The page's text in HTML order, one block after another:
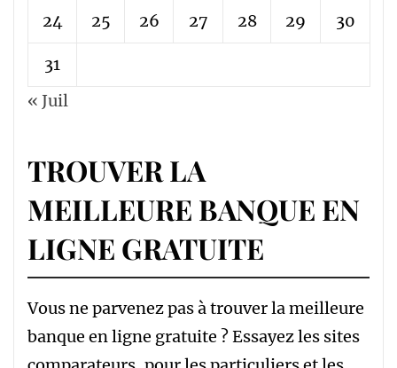
24 25 26 27 28 29 30
31
« Juil
TROUVER LA
MEILLEURE BANQUE EN
LIGNE GRATUITE
Vous ne parvenez pas à trouver la meilleure
banque en ligne gratuite ? Essayez les sites